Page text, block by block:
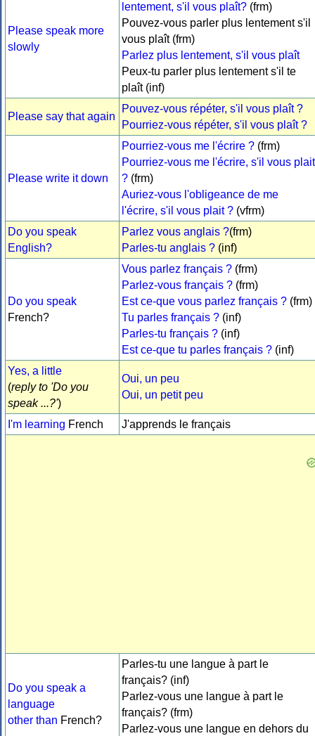
Please speak more
slowly
lentement, s'il vous plaît? (frm)
Pouvez-vous parler plus lentement s'il
vous plaît (frm)
Parlez plus lentement, s'il vous plaît
Peux-tu parler plus lentement s'il te
plaît (inf)
Please say that again
Pouvez-vous répéter, s'il vous plaît ?
Pourriez-vous répéter, s'il vous plaît ?
Please write it down
Pourriez-vous me l'écrire ? (frm)
Pourriez-vous me l'écrire, s'il vous plait
? (frm)
Auriez-vous l'obligeance de me
l'écrire, s'il vous plait ? (vfrm)
Do you speak
English?
Parlez vous anglais ?(frm)
Parles-tu anglais ? (inf)
Do you speak
French?
Vous parlez français ? (frm)
Parlez-vous français ? (frm)
Est ce-que vous parlez français ? (frm)
Tu parles français ? (inf)
Parles-tu français ? (inf)
Est ce-que tu parles français ? (inf)
Yes, a little
(reply to 'Do you
speak ...?')
Oui, un peu
Oui, un petit peu
I'm learning French J'apprends le français
Do you speak a
language
other than French?
Parles-tu une langue à part le
français? (inf)
Parlez-vous une langue à part le
français? (frm)
Parlez-vous une langue en dehors du